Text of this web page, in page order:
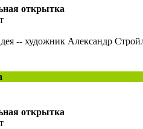
открытка
-- художник Александр
открытка